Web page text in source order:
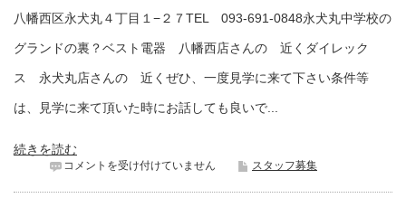
再
載
八幡西区永犬丸４丁目１−２７TEL 093-691-0848永犬丸中学校の
グランドの裏？ベスト電器 八幡西店さんの 近くダイレック
ス 永犬丸店さんの 近くぜひ、一度見学に来て下さい条件等
は、見学に来て頂いた時にお話しても良いで...
続きを読む
衛
コメントを受け付けていません スタッフ募集